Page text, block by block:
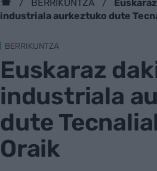
BERRIKUNTZA
industriala aurkeztuko dute
BERRIKUNTZA
Euskaraz
industriala
dute
Oraik